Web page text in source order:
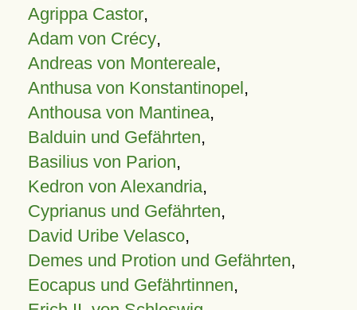
Agrippa Castor,
Adam von Crécy,
Andreas von Montereale,
Anthusa von Konstantinopel,
Anthousa von Mantinea,
Balduin und Gefährten,
Basilius von Parion,
Kedron von Alexandria,
Cyprianus und Gefährten,
David Uribe Velasco,
Demes und Protion und Gefährten,
Eocapus und Gefährtinnen,